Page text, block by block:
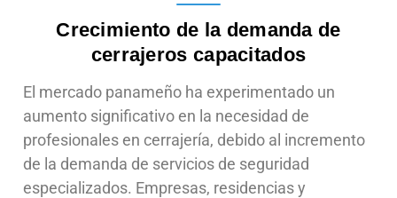
Crecimiento de la demanda de
cerrajeros capacitados
El mercado panameño ha experimentado un
aumento significativo en la necesidad de
profesionales en cerrajería, debido al incremento
de la demanda de servicios de seguridad
especializados. Empresas, residencias y